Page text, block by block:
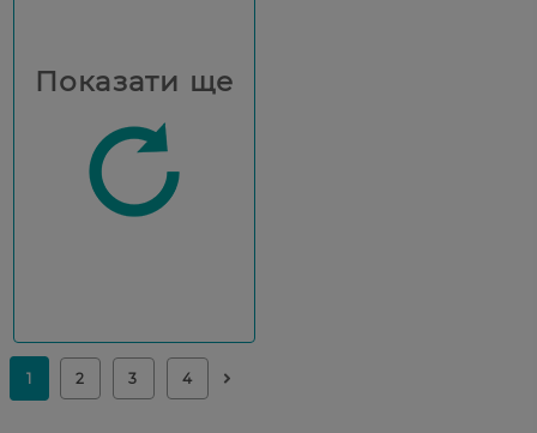
Показати ще